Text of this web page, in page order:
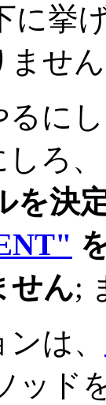
に挙
ませ
るに
ろ
を決
せん;
は、
ッド